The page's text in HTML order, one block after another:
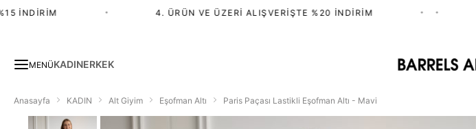
İNDIRIM 4. ÜRÜN VE ÜZERI ALIŞVERIŞTE %20 İNDIRIM •
MENÜKADINERKEK
Anasayfa KADIN Alt Giyim Eşofman Altı Paris Paçası Lastikli Eşofman Altı - Mavi